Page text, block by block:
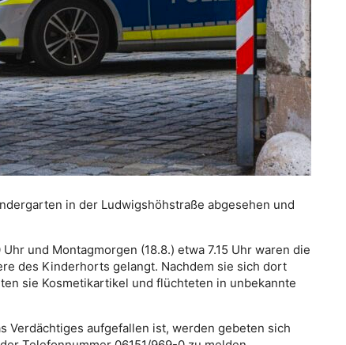
in der Ludwigshöhstraße abgesehen und
und Montagmorgen (18.8.) etwa 7.15 Uhr waren die
des Kinderhorts gelangt. Nachdem sie sich dort
sie Kosmetikartikel und flüchteten in unbekannte
Verdächtiges aufgefallen ist, werden gebeten sich